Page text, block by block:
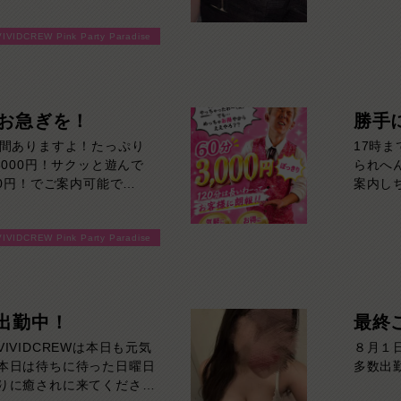
Pink Party Paradise
急ぎを！
ありますよ！たっぷり
円！サクッと遊んで
！でご案内可能で
Pink Party Paradise
勝手
17時ま
られへ
案内し
勤中！
は本日も元気
日は待ちに待った日曜日
に癒されに来てくださ
最終
８月１
多数出